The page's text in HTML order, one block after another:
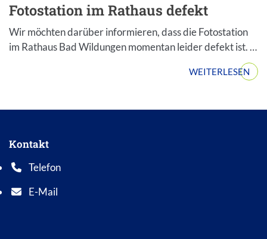
Fotostation im Rathaus defekt
Wir möchten darüber informieren, dass die Fotostation
im Rathaus Bad Wildungen momentan leider defekt ist. …
WEITERLESEN
Kontakt
Telefon
Telefonnummer: 0 5 6 2 1 7 0 1 0
E-Mail
E-Mail Adresse: info@bad-wildungen.de